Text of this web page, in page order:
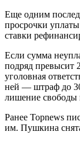
Еще одним
просрочки
ставки
Если сумма
подряд превысит
уголовная
ней — штраф до
лишение свободы
Ранее Topnews
им. Пушкина